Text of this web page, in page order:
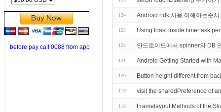
before pay call 0088 from app
124 Android ndk 사용 이해하는순서
123 Using toast inside timertask
122 안드로이드에서 spinner와 DB
121 Android Getting Started with
120 Button height different from
119 visit the sharedPreference of
118 Framelayout Methods of the